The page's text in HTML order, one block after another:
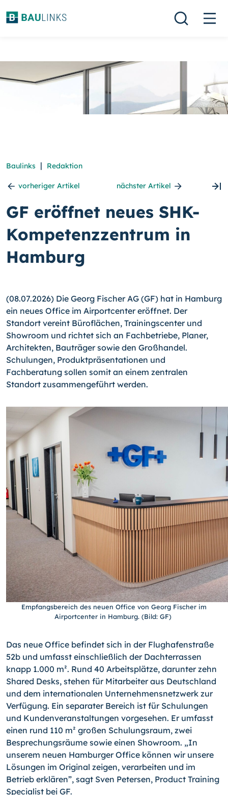
Baulinks | Redaktion
vorheriger Artikel nächster Artikel
GF eröffnet neues SHK-
Kompetenzzentrum in
Hamburg
(08.07.2026) Die Georg Fischer AG (GF) hat in Hamburg
ein neues Office im Airportcenter eröffnet. Der
Standort vereint Büroflächen, Trainingscenter und
Showroom und richtet sich an Fachbetriebe, Planer,
Architekten, Bauträger sowie den Großhandel.
Schulungen, Produktpräsentationen und
Fachberatung sollen somit an einem zentralen
Standort zusammengeführt werden.
Empfangsbereich des neuen Office von Georg Fischer im
Airportcenter in Hamburg. (Bild: GF)
Das neue Office befindet sich in der Flughafenstraße
52b und umfasst einschließlich der Dachterrassen
knapp 1.000 m². Rund 40 Arbeitsplätze, darunter zehn
Shared Desks, stehen für Mitarbeiter aus Deutschland
und dem internationalen Unternehmensnetzwerk zur
Verfügung. Ein separater Bereich ist für Schulungen
und Kundenveranstaltungen vorgesehen. Er umfasst
einen rund 110 m² großen Schulungsraum, zwei
Besprechungsräume sowie einen Showroom. „In
unserem neuen Hamburger Office können wir unsere
Lösungen im Original zeigen, verarbeiten und im
Betrieb erklären”, sagt Sven Petersen, Product Training
Specialist bei GF.